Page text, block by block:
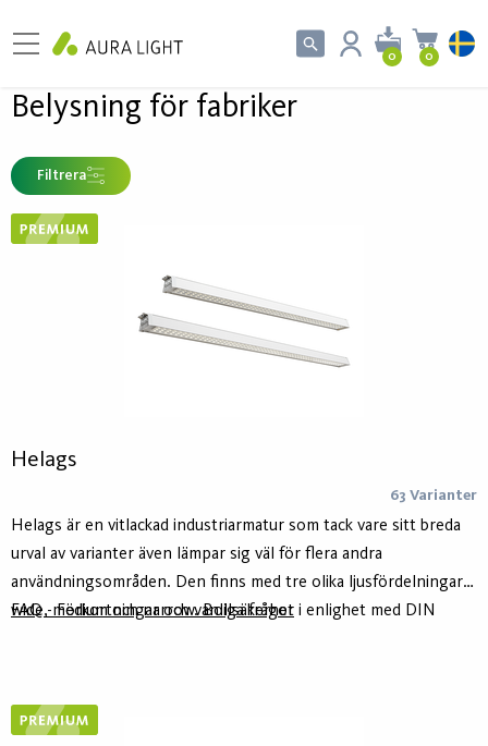
0 0
Belysning för fabriker
Filtrera
Helags
63 Varianter
Helags är en vitlackad industriarmatur som tack vare sitt breda
urval av varianter även lämpar sig väl för flera andra
användningsområden. Den finns med tre olika ljusfördelningar:
wide, medium och narrow. Bollsäkerhet i enlighet med DIN
klimatavtryck. Helags finns i två längder, 1 200 eller 1 500
FAQ - Förkortningar och vanliga frågor